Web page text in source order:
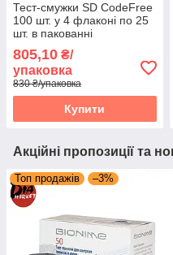
Тест-смужки SD CodeFree
100 шт. у 4 флаконі по 25
шт. в пакованні
805,10 ₴/
упаковка
830 ₴/упаковка
Купити
Акційні пропозиції та
Топ продажів –3%